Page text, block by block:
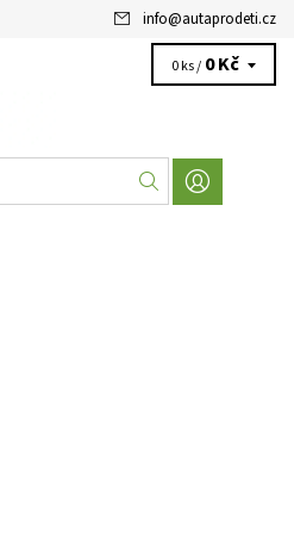
info@autaprodeti.cz
0 ks / 0 Kč